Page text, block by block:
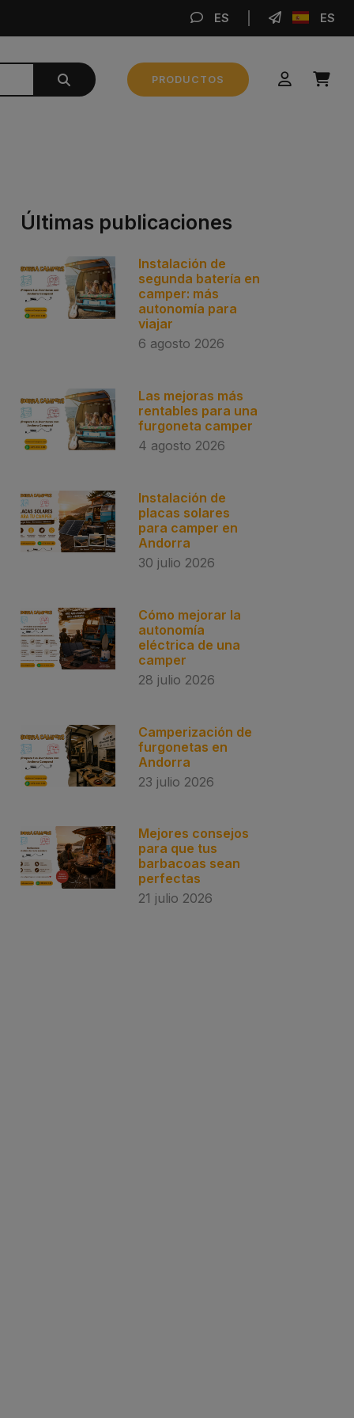
ES ES
PRODUCTOS
Últimas publicaciones
Instalación de
segunda batería en
camper: más
autonomía para
viajar
6 agosto 2026
Las mejoras más
rentables para una
furgoneta camper
4 agosto 2026
Instalación de
placas solares
para camper en
Andorra
30 julio 2026
Cómo mejorar la
autonomía
eléctrica de una
camper
28 julio 2026
Camperización de
furgonetas en
Andorra
23 julio 2026
Mejores consejos
para que tus
barbacoas sean
perfectas
21 julio 2026